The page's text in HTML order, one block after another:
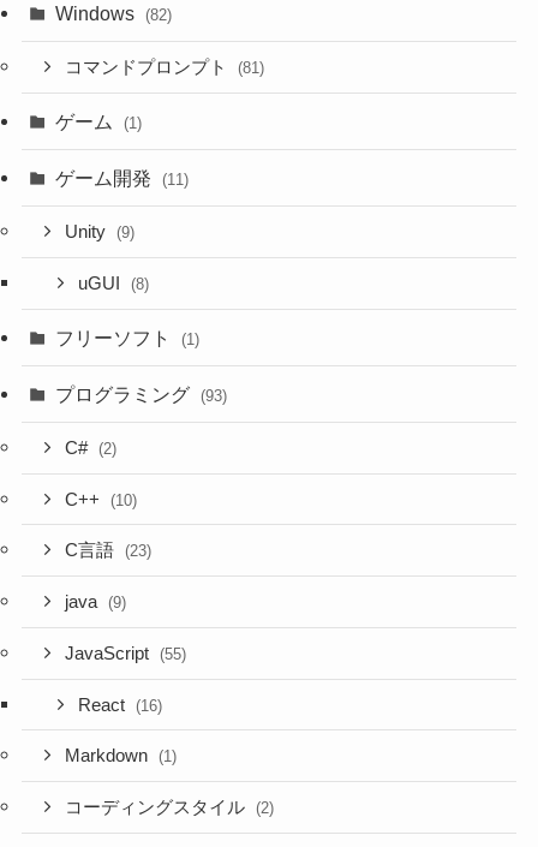
Windows (82)
コマンドプロンプト (81)
ゲーム (1)
ゲーム開発 (11)
Unity (9)
uGUI (8)
フリーソフト (1)
プログラミング (93)
C# (2)
C++ (10)
C言語 (23)
java (9)
JavaScript (55)
React (16)
Markdown (1)
コーディングスタイル (2)